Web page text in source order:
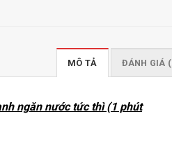
MÔ TẢ ĐÁNH GIÁ
ngăn nước tức thì (1 phút